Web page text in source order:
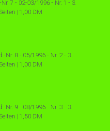
7 - 02-03/1996 - Nr. 1 - 3.
| 1,00 DM
Nr. 8 - 05/1996 - Nr. 2 - 3.
| 1,00 DM
Nr. 9 - 08/1996 - Nr. 3 - 3.
| 1,50 DM